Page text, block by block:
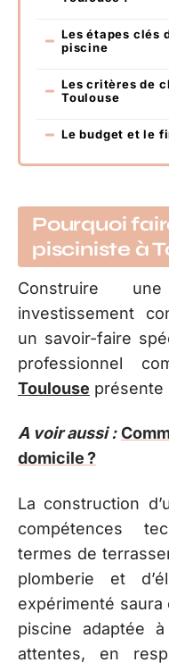
Les étapes clés
piscine
Les critères de
Toulouse
Le budget et le
Pourquoi
pisciniste à
Construire
investissement
un savoir-faire
professionnel
Toulouse présente
A voir aussi :
domicile ?
La construction
compétences
termes de
plomberie et
expérimenté
piscine adaptée
attentes, en